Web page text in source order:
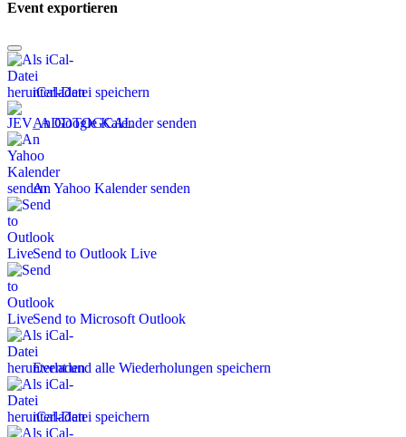
Event exportieren
iCal-Datei speichern
An Google Kalender senden
An Yahoo Kalender senden
Send to Outlook Live
Send to Microsoft Outlook
Event und alle Wiederholungen speichern
iCal-Datei speichern